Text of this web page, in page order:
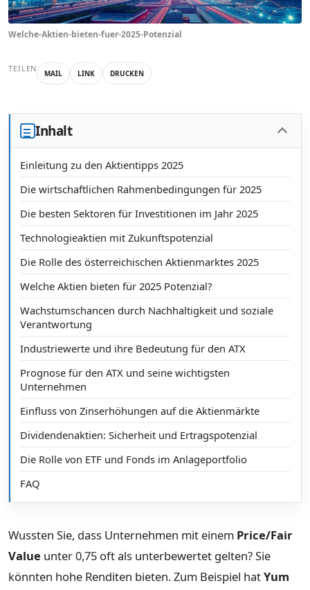
Welche-Aktien-bieten-fuer-2025-Potenzial
TEILEN MAIL LINK DRUCKEN
Inhalt
Einleitung zu den Aktientipps 2025
Die wirtschaftlichen Rahmenbedingungen für 2025
Die besten Sektoren für Investitionen im Jahr 2025
Technologieaktien mit Zukunftspotenzial
Die Rolle des österreichischen Aktienmarktes 2025
Welche Aktien bieten für 2025 Potenzial?
Wachstumschancen durch Nachhaltigkeit und soziale
Verantwortung
Industriewerte und ihre Bedeutung für den ATX
Prognose für den ATX und seine wichtigsten
Unternehmen
Einfluss von Zinserhöhungen auf die Aktienmärkte
Dividendenaktien: Sicherheit und Ertragspotenzial
Die Rolle von ETF und Fonds im Anlageportfolio
FAQ
Wussten Sie, dass Unternehmen mit einem Price/Fair
Value unter 0,75 oft als unterbewertet gelten? Sie
könnten hohe Renditen bieten. Zum Beispiel hatYum